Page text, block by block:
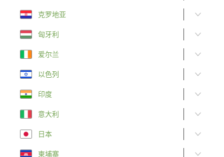
克罗地亚
匈牙利
爱尔兰
以色列
印度
意大利
日本
柬埔寨